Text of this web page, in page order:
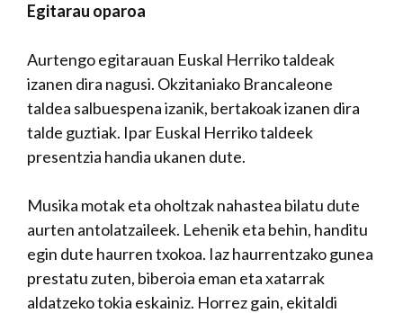
Egitarau oparoa
Aurtengo egitarauan Euskal Herriko taldeak
izanen dira nagusi. Okzitaniako Brancaleone
taldea salbuespena izanik, bertakoak izanen dira
talde guztiak. Ipar Euskal Herriko taldeek
presentzia handia ukanen dute.
Musika motak eta oholtzak nahastea bilatu dute
aurten antolatzaileek. Lehenik eta behin, handitu
egin dute haurren txokoa. Iaz haurrentzako gunea
prestatu zuten, biberoia eman eta xatarrak
aldatzeko tokia eskainiz. Horrez gain, ekitaldi